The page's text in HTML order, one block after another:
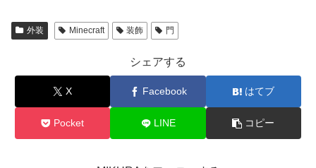
外装 Minecraft 装飾 門
シェアする
X Facebook はてブ
Pocket LINE コピー